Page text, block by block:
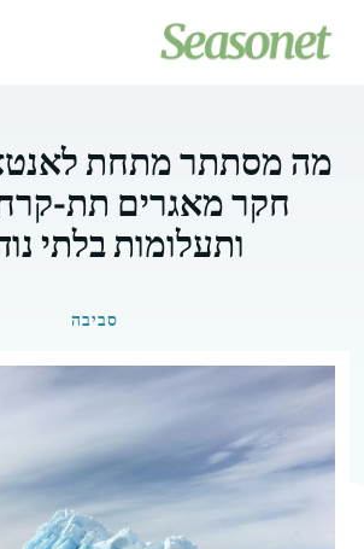
לתוכן
מה מסתתר מתחת
חקר מאגרים תת-קרח
ותעלומות בלתי
סביבה